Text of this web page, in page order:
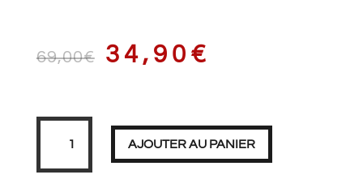
69,00€ LE
PRIX
34,90 €
PRIX
quantité
Banderole
2
AJOUTER AU PANIER